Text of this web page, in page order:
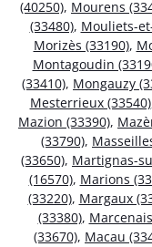
(40250), Mourens
(33480), Mouliets-
Morizès (33190),
Montagoudin
(33410), Mongauzy
Mesterrieux (33540)
Mazion (33390),
(33790),
(33650), Martignas-
(16570), Marions
(33220), Margaux
(33380),
(33670), Macau